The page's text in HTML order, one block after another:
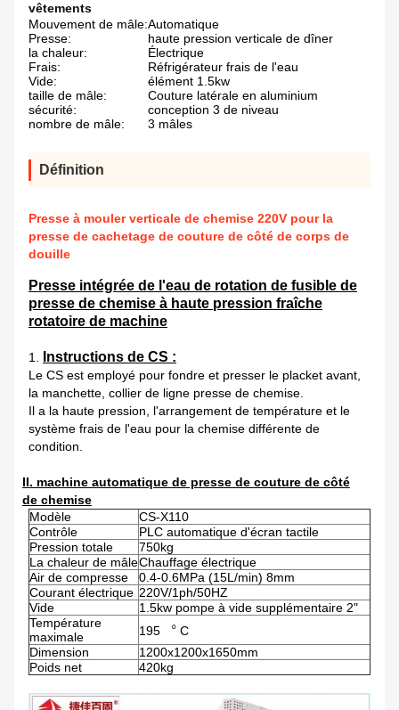
vêtements
Mouvement de mâle:Automatique
Presse:
haute pression verticale de dîner
la chaleur:
Électrique
Frais:
Réfrigérateur frais de l'eau
Vide:
élément 1.5kw
taille de mâle:
Couture latérale en aluminium
sécurité:
conception 3 de niveau
nombre de mâle:
3 mâles
Définition
Presse à mouler verticale de chemise 220V pour la
presse de cachetage de couture de côté de corps de
douille
Presse intégrée de l'eau de rotation de fusible de
presse de chemise à haute pression fraîche
rotatoire de machine
1. Instructions de CS :
Le CS est employé pour fondre et presser le placket avant,
la manchette, collier de ligne presse de chemise.
Il a la haute pression, l'arrangement de température et le
système frais de l'eau pour la chemise différente de
condition.
II. machine automatique de presse de couture de côté
de chemise
Modèle
CS-X110
Contrôle
PLC automatique d'écran tactile
Pression totale
750kg
La chaleur de mâleChauffage électrique
Air de compresse
0.4-0.6MPa (15L/min) 8mm
Courant électrique 220V/1ph/50HZ
Vide
1.5kw pompe à vide supplémentaire 2"
Température
maximale
195 ︒ C
Dimension
1200x1200x1650mm
Poids net
420kg